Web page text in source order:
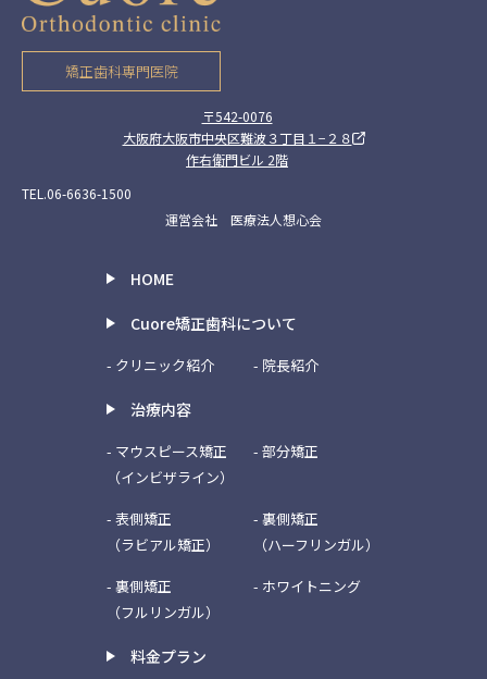
矯正歯科専門医院
〒542-0076
大阪府大阪市中央区難波３丁目１−２８
作右衛門ビル 2階
TEL.06-6636-1500
運営会社 医療法人想心会
HOME
治療内容
- マウスピース矯正
（インビザライン）
- 部分矯正
- 表側矯正
（ラビアル矯正）
- 裏側矯正
（ハーフリンガル）
- 裏側矯正
（フルリンガル）
- ホワイトニング
Cuore矯正歯科について
- クリニック紹介 - 院長紹介
料金プラン